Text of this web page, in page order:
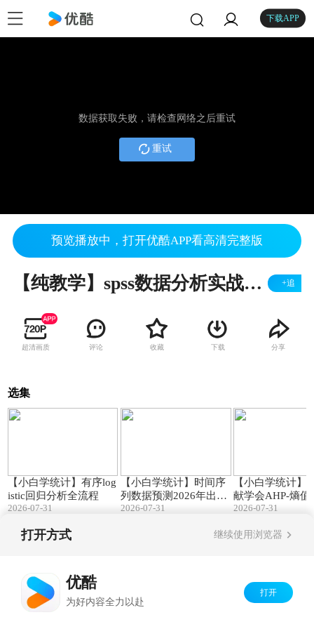
下载APP
数据获取失败，请检查网络之后重试
重试
预览播放中，打开优酷APP看高清完整版
【纯教学】spss数据分析实战系列之误差线图-SPSSAU实现 +追
超清画质 评论 收藏 下载 分享
选集
【小白学统计】有序log
istic回归分析全流程
2026-07-31
【小白学统计】时间序
列数据预测2026年出生
人口为710万到723万
2026-07-31
【小白学统计】
献学会AHP-熵值
指标体系构建
2026-07-31
打开方式 继续使用浏览器
优酷
为好内容全力以赴
打开